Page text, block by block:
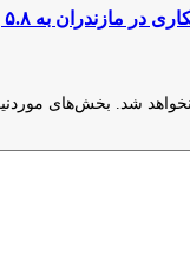
به ۵.۸ رسیده است
شد.
بخش‌های